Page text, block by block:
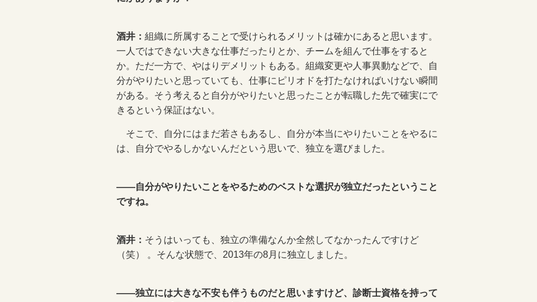
酒井： 組織に所属することで受けられるメリットは確かにあると思います。
一人ではできない大きな仕事だったりとか、チームを組んで仕事をすると
か。ただ一方で、やはりデメリットもある。組織変更や人事異動などで、自
分がやりたいと思っていても、仕事にピリオドを打たなければいけない瞬間
がある。そう考えると自分がやりたいと思ったことが転職した先で確実にで
きるという保証はない。
そこで、自分にはまだ若さもあるし、自分が本当にやりたいことをやるに
は、自分でやるしかないんだという思いで、独立を選びました。
――自分がやりたいことをやるためのベストな選択が独立だったということ
ですね。
酒井： そうはいっても、独立の準備なんか全然してなかったんですけど
（笑） 。そんな状態で、2013年の8月に独立しました。
――独立には大きな不安も伴うものだと思いますけど、診断士資格を持って